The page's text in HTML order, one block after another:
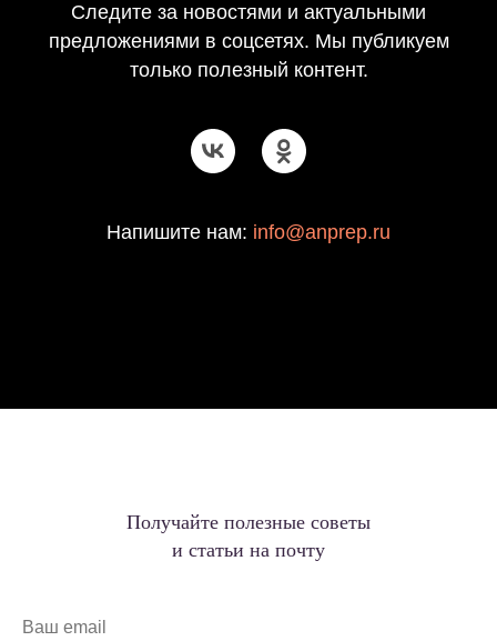
Следите за новостями и актуальными
предложениями в соцсетях. Мы публикуем
только полезный контент.
Напишите нам: info@anprep.ru
Получайте полезные советы
и статьи на почту